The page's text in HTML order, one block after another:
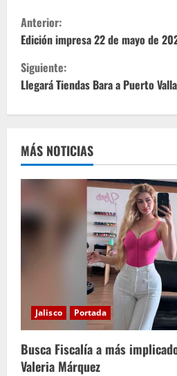
S
i
g
l
e
y
e
n
o
Anterior:
Edición impresa 22 de mayo de
Siguiente:
Llegará Tiendas Bara a Puerto
MÁS NOTICIAS
Jalisco Portada
Busca Fiscalía a más
Valeria Márquez